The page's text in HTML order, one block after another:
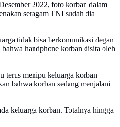
2022, foto korban dalam
seragam TNI sudah dia
tidak bisa berkomunikasi degan
handphone korban disita oleh
terus menipu keluarga korban
bahwa korban sedang menjalani
keluarga korban. Totalnya hingga